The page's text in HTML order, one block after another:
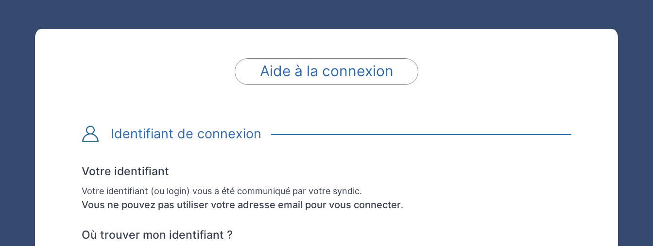
Aide à la connexion
Identifiant de connexion
Votre identifiant
Votre identifiant (ou login) vous a été communiqué par votre syndic.
Vous ne pouvez pas utiliser votre adresse email pour vous connecter.
Où trouver mon identifiant ?